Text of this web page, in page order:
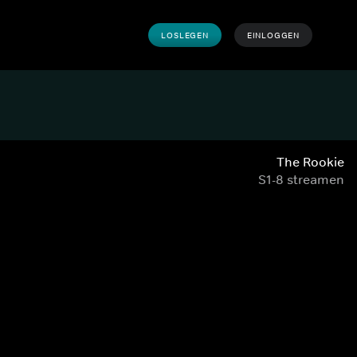
LOSLEGEN EINLOGGEN
The Rookie
S1-8 streamen